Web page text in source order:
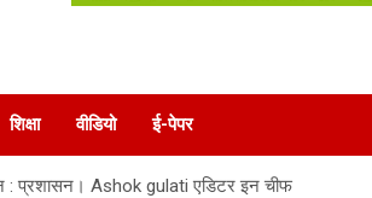
शिक्षा वीडियो ई-पेपर
: प्रशासन। Ashok gulati एडिटर इन चीफ